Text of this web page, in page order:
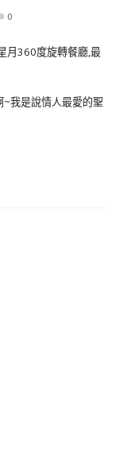
0
我是說情人最愛的聖